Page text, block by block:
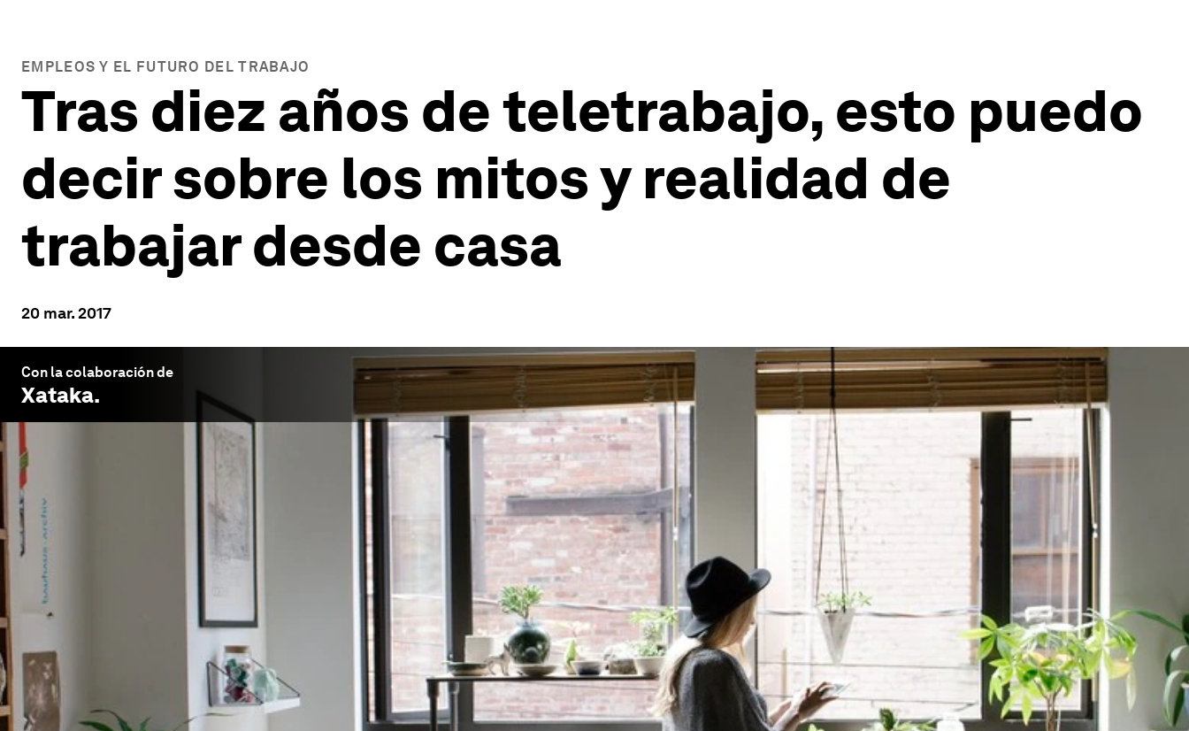
EMPLEOS Y EL FUTURO DEL TRABAJO
Tras diez años de teletrabajo, esto puedo
decir sobre los mitos y realidad de
trabajar desde casa
20 mar. 2017
Con la colaboración de
Xataka.